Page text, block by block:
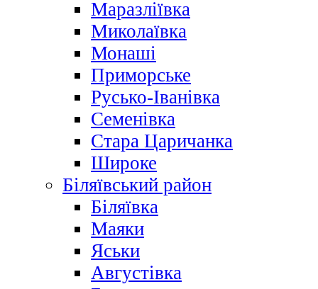
Маразліївка
Миколаївка
Монаші
Приморське
Русько-Іванівка
Семенівка
Стара Царичанка
Широке
Біляївський район
Біляївка
Маяки
Яськи
Августівка